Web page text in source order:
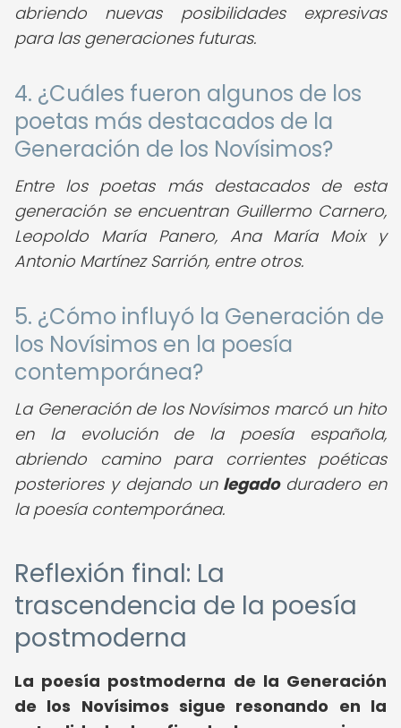
abriendo nuevas posibilidades expresivas
para las generaciones futuras.
4. ¿Cuáles fueron algunos de los
poetas más destacados de la
Generación de los Novísimos?
Entre los poetas más destacados de esta
generación se encuentran Guillermo Carnero,
Leopoldo María Panero, Ana María Moix y
Antonio Martínez Sarrión, entre otros.
5. ¿Cómo influyó la Generación de
los Novísimos en la poesía
contemporánea?
La Generación de los Novísimos marcó un hito
en la evolución de la poesía española,
abriendo camino para corrientes poéticas
posteriores y dejando un legadoduradero en
la poesía contemporánea.
Reflexión final: La
trascendencia de la poesía
postmoderna
La poesía postmoderna de la Generación
de los Novísimos sigue resonando en la